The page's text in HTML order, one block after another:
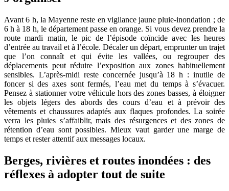
Avant 6 h, la Mayenne reste en vigilance jaune pluie-inondation ; de
6 h à 18 h, le département passe en orange. Si vous devez prendre la
route mardi matin, le pic de l’épisode coïncide avec les heures
d’entrée au travail et à l’école. Décaler un départ, emprunter un trajet
que l’on connaît et qui évite les vallées, ou regrouper des
déplacements peut réduire l’exposition aux zones habituellement
sensibles. L’après-midi reste concernée jusqu’à 18 h : inutile de
foncer si des axes sont fermés, l’eau met du temps à s’évacuer.
Pensez à stationner votre véhicule hors des zones basses, à éloigner
les objets légers des abords des cours d’eau et à prévoir des
vêtements et chaussures adaptés aux flaques profondes. La soirée
verra les pluies s’affaiblir, mais des résurgences et des zones de
rétention d’eau sont possibles. Mieux vaut garder une marge de
temps et rester attentif aux messages locaux.
Berges, rivières et routes inondées : des
réflexes à adopter tout de suite